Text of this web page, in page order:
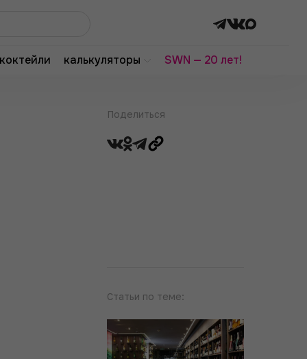
коктейли калькуляторы SWN — 20 лет!
Поделиться
Статьи по теме: